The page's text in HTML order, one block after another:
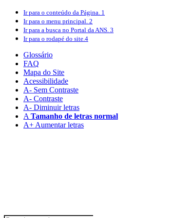
Ir para o conteúdo da Página. 1
Ir para o menu principal. 2
Ir para a busca no Portal da ANS. 3
Ir para o rodapé do site.4
Glossário
FAQ
Mapa do Site
Acessibilidade
A- Sem Contraste
A- Contraste
A- Diminuir letras
A Tamanho de letras normal
A+ Aumentar letras